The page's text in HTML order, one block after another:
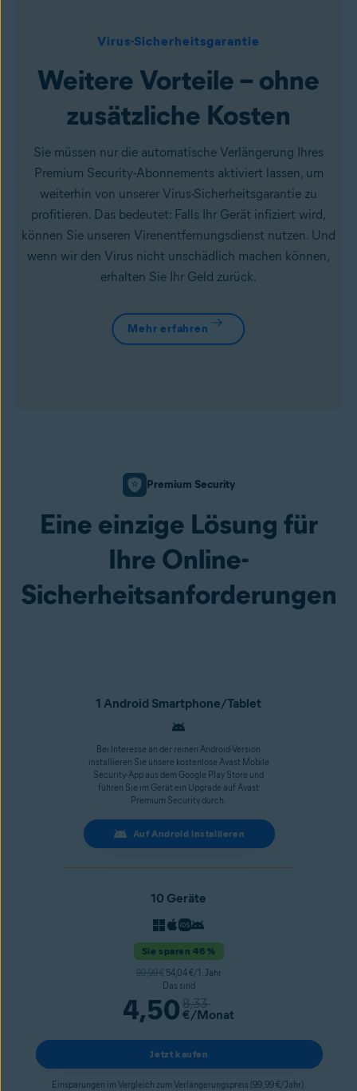
Virus-Sicherheitsgarantie
Weitere Vorteile – ohne
zusätzliche Kosten
Sie müssen nur die automatische Verlängerung Ihres
Premium Security-Abonnements aktiviert lassen, um
weiterhin von unserer Virus-Sicherheitsgarantie zu
profitieren. Das bedeutet: Falls Ihr Gerät infiziert wird,
können Sie unseren Virenentfernungsdienst nutzen. Und
wenn wir den Virus nicht unschädlich machen können,
erhalten Sie Ihr Geld zurück.
Mehr erfahren
Premium Security
Eine einzige Lösung für
Ihre Online-
Sicherheitsanforderungen
1 Android Smartphone/Tablet
Bei Interesse an der reinen Android-Version
installieren Sie unsere kostenlose Avast Mobile
Security-App aus dem Google Play Store und
führen Sie im Gerät ein Upgrade auf Avast
Premium Security durch.
Auf Android installieren
10 Geräte
Sie sparen 46 %
99,99 € 54,04 €/1. Jahr
Das sind
4,50 8,33
€/Monat
Jetzt kaufen
Einsparungen im Vergleich zum Verlängerungspreis (99,99 €/Jahr).